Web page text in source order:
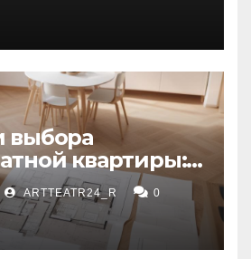
выбора
квартиры:
площадь,
и документация
ARTTEATR24_R 0